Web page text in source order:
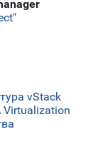
vStack
Virtualization